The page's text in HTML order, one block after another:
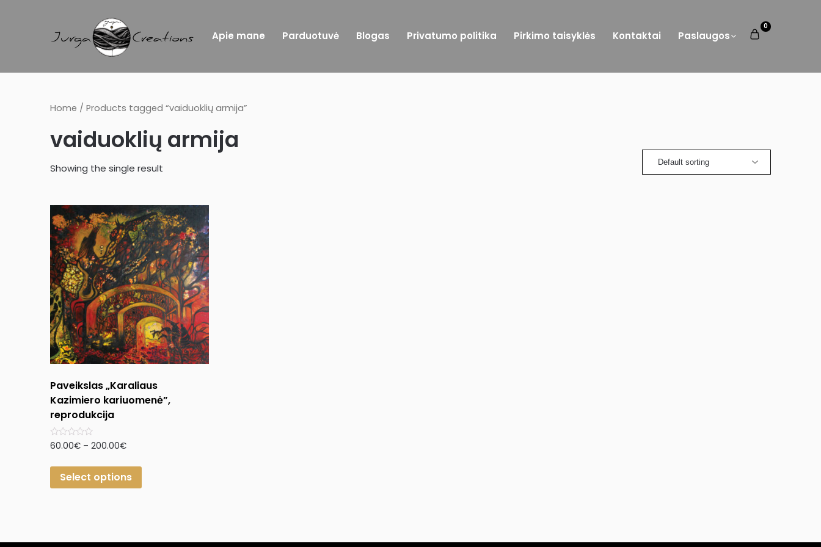
Apie mane Parduotuvė Blogas Privatumo politika Pirkimo taisyklės Kontaktai Paslaugos
0
Home / Products tagged “vaiduoklių armija”
vaiduoklių armija
Showing the single result
Paveikslas „Karaliaus
Kazimiero kariuomenė”,
reprodukcija
Rated
of
60.00€ – 200.00€
Select options